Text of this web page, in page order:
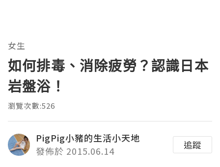
女生
如何排毒、消除疲勞？認識日本
岩盤浴！
瀏覽次數:526
PigPig小豬的生活小天地
發佈於 2015.06.14
追蹤